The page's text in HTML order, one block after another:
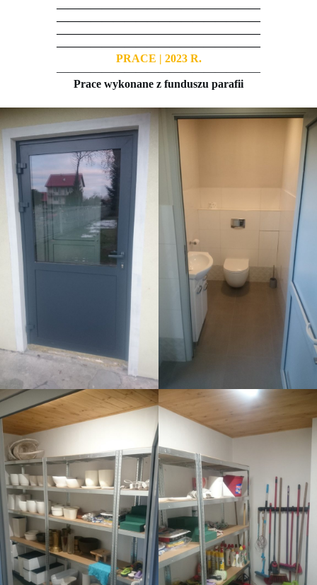
——————————————————
——————————————————
——————————————————
——————————————————
PRACE | 2023 R.
——————————————————
Prace wykonane z funduszu parafii